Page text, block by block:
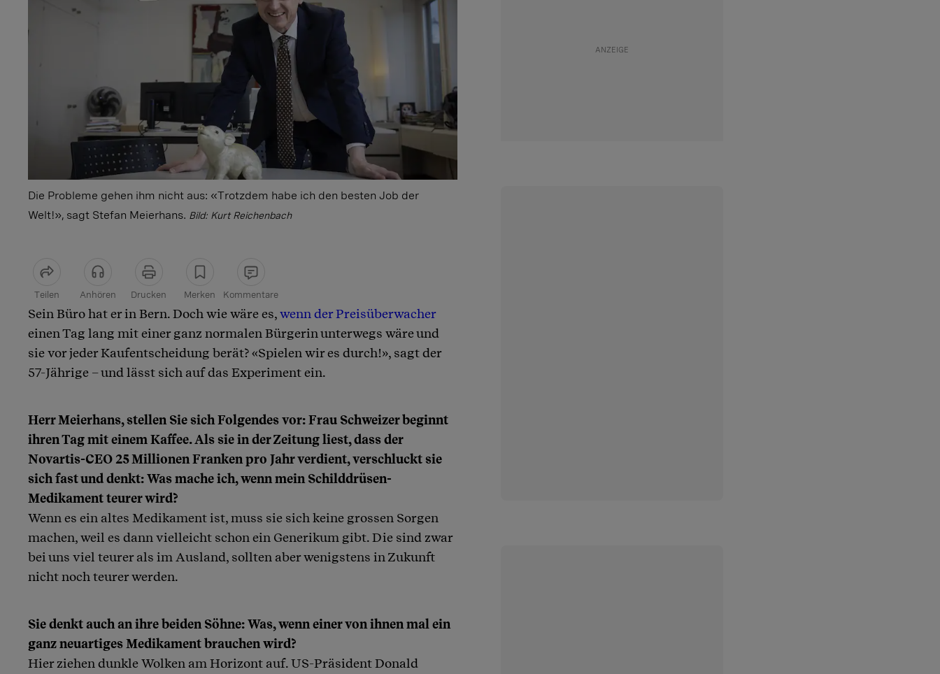
Die Probleme gehen ihm nicht aus: «Trotzdem habe ich den besten Job der
Welt!», sagt Stefan Meierhans. Bild: Kurt Reichenbach
Teilen Anhören Drucken Merken Kommentare
Artikel teilen
Sein Büro hat er in Bern. Doch wie wäre es,wenn der Preisüberwacher
einen Tag lang mit einer ganz normalen Bürgerin unterwegs wäre und
sie vor jeder Kaufentscheidung berät? «Spielen wir es durch!», sagt der
57-Jährige – und lässt sich auf das Experiment ein.
Herr Meierhans, stellen Sie sich Folgendes vor: Frau Schweizer beginnt
ihren Tag mit einem Kaffee. Als sie in der Zeitung liest, dass der
Novartis-CEO 25 Millionen Franken pro Jahr verdient, verschluckt sie
sich fast und denkt: Was mache ich, wenn mein Schilddrüsen-
Medikament teurer wird?
Wenn es ein altes Medikament ist, muss sie sich keine grossen Sorgen
machen, weil es dann vielleicht schon ein Generikum gibt. Die sind zwar
bei uns viel teurer als im Ausland, sollten aber wenigstens in Zukunft
nicht noch teurer werden.
Sie denkt auch an ihre beiden Söhne: Was, wenn einer von ihnen mal ein
ganz neuartiges Medikament brauchen wird?
Hier ziehen dunkle Wolken am Horizont auf. US-Präsident Donald